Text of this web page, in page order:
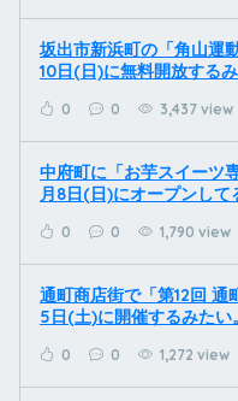
坂出市新浜町の「角山運
10日(日)に無料開放する
0 0 3,437 view
中府町に「お芋スイーツ
月8日(日)にオープンして
0 0 1,790 view
通町商店街で「第12回 通
5日(土)に開催するみたい
0 0 1,272 view